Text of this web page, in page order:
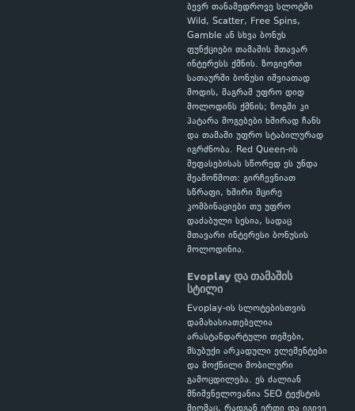
ბევრ თანამედროვე სლოტში
Wild, Scatter, Free Spins,
Gamble ან სხვა ბონუს
ფუნქციები თამაშის მთავარ
ინტერესს ქმნის. ზოგიერთ
სათაურში ბონუსი იშვიათად
მოდის, მაგრამ უფრო დიდ
მოლოდინს ქმნის; ზოგში კი
პატარა მოგებები ხშირად ჩანს
და თამაში უფრო სტაბილურად
იგრძნობა. Red Queen-ის
შეფასებისას სწორედ ეს უნდა
შეამოწმოთ: გირჩევნიათ
სწრაფი, ხშირი მცირე
კომბინაციები თუ უფრო
დაძაბული სესია, სადაც
მთავარი ინტერესი ბონუსის
მოლოდინია.
Evoplay და თამაშის
სტილი
Evoplay-ის სლოტებისთვის
დამახასიათებელია
არასტანდარტული თემები,
მსუბუქი არკადული ელემენტები
და მოქნილი მობილური
გამოცდილება. ეს ძალიან
მნიშვნელოვანია SEO ტექსტის